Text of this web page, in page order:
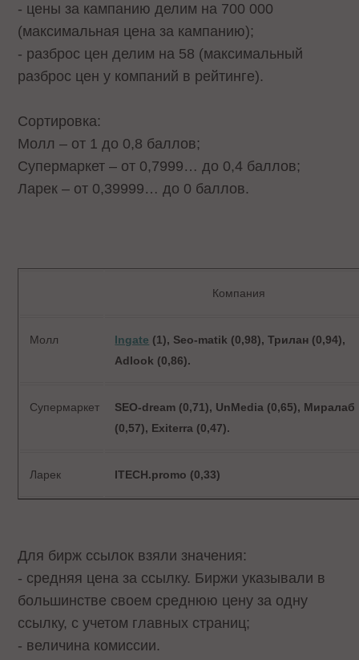
- цены за кампанию делим на 700 000
(максимальная цена за кампанию);
- разброс цен делим на 58 (максимальный
разброс цен у компаний в рейтинге).
Сортировка:
Молл – от 1 до 0,8 баллов;
Супермаркет – от 0,7999… до 0,4 баллов;
Ларек – от 0,39999… до 0 баллов.
Компания
Молл Ingate (1), Seo-matik (0,98),Трилан (0,94),
Adlook (0,86).
Супермаркет SEO-dream (0,71), UnMedia (0,65), Миралаб
(0,57), Exiterra (0,47).
Ларек ITECH.promo (0,33)
Для бирж ссылок взяли значения:
- средняя цена за ссылку. Биржи указывали в
большинстве своем среднюю цену за одну
ссылку, с учетом главных страниц;
- величина комиссии.